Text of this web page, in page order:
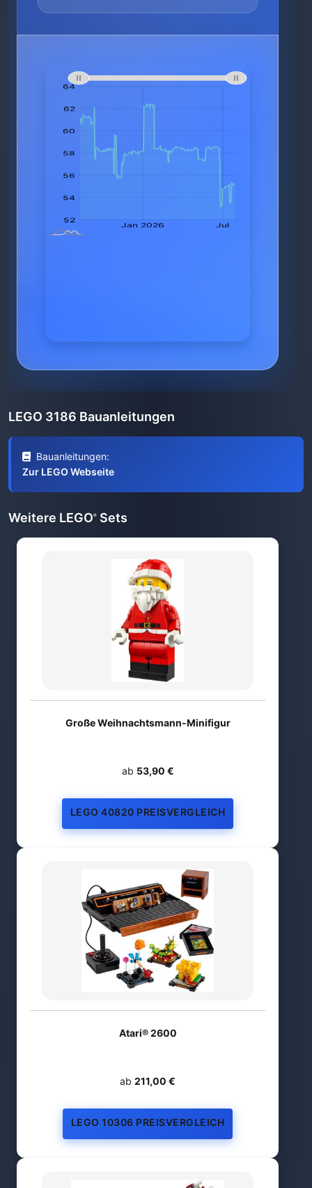
LEGO 3186 Bauanleitungen
Bauanleitungen:
Zur LEGO Webseite
Weitere LEGO® Sets
Große Weihnachtsmann-Minifigur
ab 53,90 €
LEGO 40820 PREISVERGLEICH
Atari® 2600
ab 211,00 €
LEGO 10306 PREISVERGLEICH